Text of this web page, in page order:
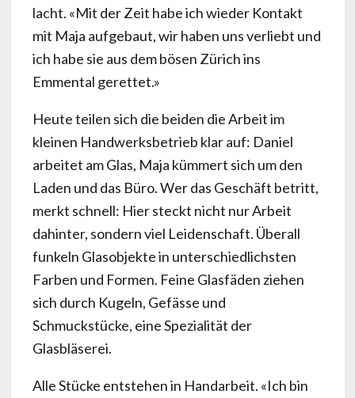
lacht. «Mit der Zeit habe ich wieder Kontakt
mit Maja aufgebaut, wir haben uns verliebt und
ich habe sie aus dem bösen Zürich ins
Emmental gerettet.»
Heute teilen sich die beiden die Arbeit im
kleinen Handwerksbetrieb klar auf: Daniel
arbeitet am Glas, Maja kümmert sich um den
Laden und das Büro. Wer das Geschäft betritt,
merkt schnell: Hier steckt nicht nur Arbeit
dahinter, sondern viel Leidenschaft. Überall
funkeln Glasobjekte in unterschiedlichsten
Farben und Formen. Feine Glasfäden ziehen
sich durch Kugeln, Gefässe und
Schmuckstücke, eine Spezialität der
Glasbläserei.
Alle Stücke entstehen in Handarbeit. «Ich bin